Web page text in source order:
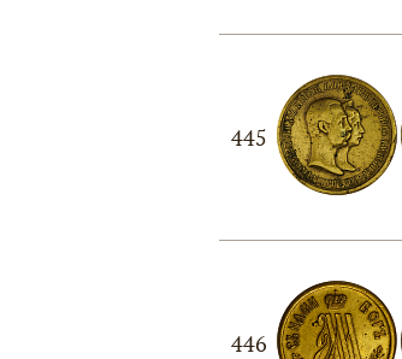
445
446